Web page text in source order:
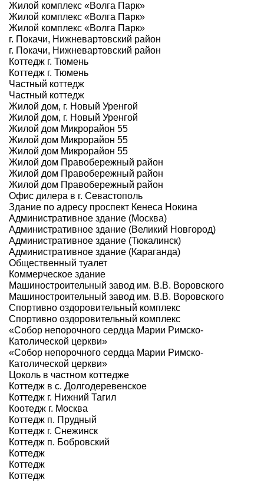
Жилой комплекс «Волга Парк»
Жилой комплекс «Волга Парк»
Жилой комплекс «Волга Парк»
г. Покачи, Нижневартовский район
г. Покачи, Нижневартовский район
Коттедж г. Тюмень
Коттедж г. Тюмень
Частный коттедж
Частный коттедж
Жилой дом, г. Новый Уренгой
Жилой дом, г. Новый Уренгой
Жилой дом Микрорайон 55
Жилой дом Микрорайон 55
Жилой дом Микрорайон 55
Жилой дом Правобережный район
Жилой дом Правобережный район
Жилой дом Правобережный район
Офис дилера в г. Севастополь
Здание по адресу проспект Кенеса Нокина
Административное здание (Москва)
Административное здание (Великий Новгород)
Административное здание (Тюкалинск)
Административное здание (Караганда)
Общественный туалет
Коммерческое здание
Машиностроительный завод им. В.В. Воровского
Машиностроительный завод им. В.В. Воровского
Спортивно оздоровительный комплекс
Спортивно оздоровительный комплекс
«Собор непорочного сердца Марии Римско-
Католической церкви»
«Собор непорочного сердца Марии Римско-
Католической церкви»
Цоколь в частном коттедже
Коттедж в с. Долгодеревенское
Коттедж г. Нижний Тагил
Коотедж г. Москва
Коттедж п. Прудный
Коттедж г. Снежинск
Коттедж п. Бобровский
Коттедж
Коттедж
Коттедж